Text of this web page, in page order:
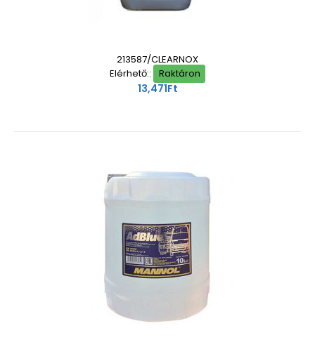
213587/CLEARNOX
Elérhető::
Raktáron
13,471Ft